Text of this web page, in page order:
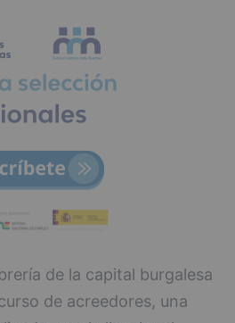
de la capital burgalesa
de acreedores, una